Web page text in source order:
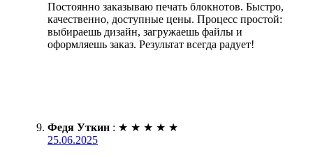
Постоянно заказываю печать блокнотов. Быстро,
качественно, доступные цены. Процесс простой:
выбираешь дизайн, загружаешь файлы и
оформляешь заказ. Результат всегда радует!
Федя Уткин : ★ ★ ★ ★ ★
25.06.2025